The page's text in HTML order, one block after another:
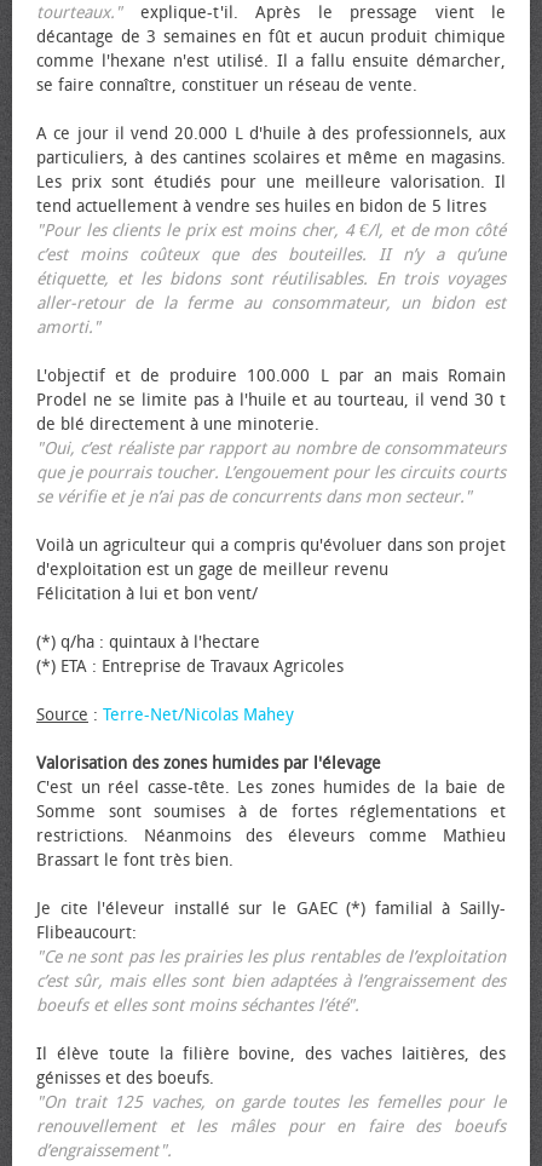
tourteaux."explique-t'il. Après le pressage vient le
décantage de 3 semaines en fût et aucun produit chimique
comme l'hexane n'est utilisé. Il a fallu ensuite démarcher,
se faire connaître, constituer un réseau de vente.
A ce jour il vend 20.000 L d'huile à des professionnels, aux
particuliers, à des cantines scolaires et même en magasins.
Les prix sont étudiés pour une meilleure valorisation. Il
tend actuellement à vendre ses huiles en bidon de 5 litres
"Pour les clients le prix est moins cher, 4 €/l, et de mon côté
c’est moins coûteux que des bouteilles. II n’y a qu’une
étiquette, et les bidons sont réutilisables. En trois voyages
aller-retour de la ferme au consommateur, un bidon est
amorti."
L'objectif et de produire 100.000 L par an mais Romain
Prodel ne se limite pas à l'huile et au tourteau, il vend 30 t
de blé directement à une minoterie.
"Oui, c’est réaliste par rapport au nombre de consommateurs
que je pourrais toucher. L’engouement pour les circuits courts
se vérifie et je n’ai pas de concurrents dans mon secteur."
Voilà un agriculteur qui a compris qu'évoluer dans son projet
d'exploitation est un gage de meilleur revenu
Félicitation à lui et bon vent/
(*) q/ha : quintaux à l'hectare
(*) ETA : Entreprise de Travaux Agricoles
Source : Terre-Net/Nicolas Mahey
Valorisation des zones humides par l'élevage
C'est un réel casse-tête. Les zones humides de la baie de
Somme sont soumises à de fortes réglementations et
restrictions. Néanmoins des éleveurs comme Mathieu
Brassart le font très bien.
Je cite l'éleveur installé sur le GAEC (*) familial à Sailly-
Flibeaucourt:
"Ce ne sont pas les prairies les plus rentables de l’exploitation
c’est sûr, mais elles sont bien adaptées à l’engraissement des
bœufs et elles sont moins séchantes l’été".
Il élève toute la filière bovine, des vaches laitières, des
génisses et des bœufs.
"On trait 125 vaches, on garde toutes les femelles pour le
renouvellement et les mâles pour en faire des bœufs
d’engraissement".